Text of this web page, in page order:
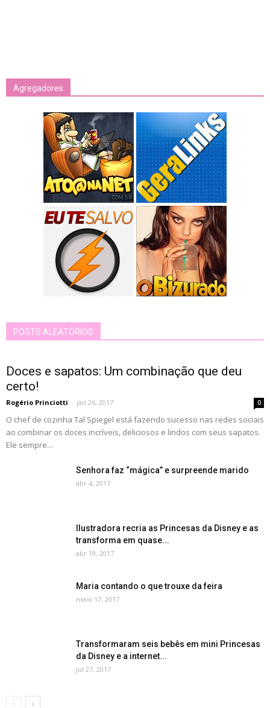
Agregadores
POSTS ALEATÓRIOS
Doces e sapatos: Um combinação que deu
certo!
Rogério Princiotti - jan 26, 2017 0
O chef de cozinha Tal Spiegel está fazendo sucesso nas redes sociais
ao combinar os doces incríveis, deliciosos e lindos com seus sapatos.
Ele sempre...
Senhora faz “mágica” e surpreende marido
abr 4, 2017
Ilustradora recria as Princesas da Disney e as
transforma em quase...
abr 19, 2017
Maria contando o que trouxe da feira
maio 17, 2017
Transformaram seis bebês em mini Princesas
da Disney e a internet...
jul 27, 2017